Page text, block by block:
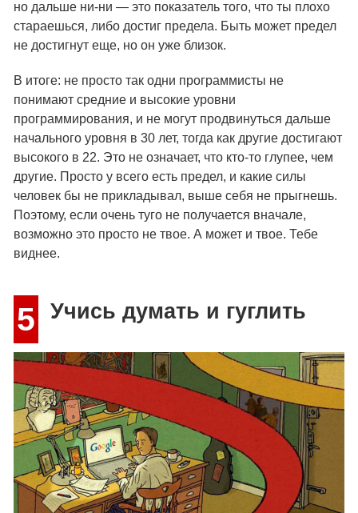
но дальше ни-ни — это показатель того, что ты плохо
стараешься, либо достиг предела. Быть может предел
не достигнут еще, но он уже близок.
В итоге: не просто так одни программисты не
понимают средние и высокие уровни
программирования, и не могут продвинуться дальше
начального уровня в 30 лет, тогда как другие достигают
высокого в 22. Это не означает, что кто-то глупее, чем
другие. Просто у всего есть предел, и какие силы
человек бы не прикладывал, выше себя не прыгнешь.
Поэтому, если очень туго не получается вначале,
возможно это просто не твое. А может и твое. Тебе
виднее.
5 Учись думать и гуглить